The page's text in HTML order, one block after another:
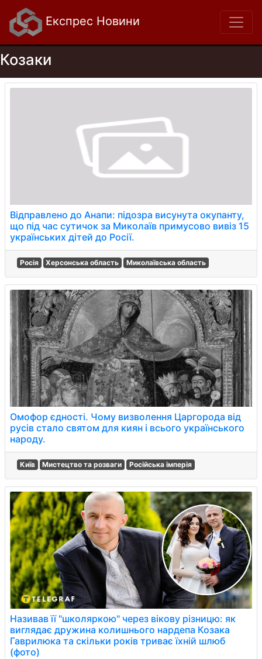
Експрес Новини
Козаки
Відправлено до Анапи: підозра висунута окупанту,
що під час сутичок за Миколаїв примусово вивіз 15
українських дітей до Росії.
Росія Херсонська область Миколаївська область
Омофор єдності. Чому визволення Царгорода від
русів стало святом для киян і всього українського
народу.
Київ Мистецтво та розваги Російська імперія
Називав її "школяркою" через вікову різницю: як
виглядає дружина колишнього нардепа Козака
Гаврилюка та скільки років триває їхній шлюб
(фото)